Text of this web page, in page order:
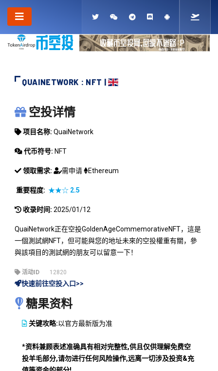
QUAINETWORK : NFT |
QUAINETWORK
空投详情
项目名称: QuaiNetwork
代币符号: NFT
领取需求: 需申请 Ethereum
重要程度: ★★☆ 2.5
收录时间: 2025/01/12
QuaiNetwork正在空投GoldenAgeCommemorativeNFT，這是
一個測試網NFT，但可能與您的地址未來的空投權重有關，參
與該項目的測試網的朋友可以留意一下！
活动ID 12820
快速前往空投入口>>
糖果资料
关键攻略:以官方最新版为准
*资料兼顾表述准确具有相对完整性,供且仅供理解免费空
投羊毛部分,请勿进行任何风险操作,远离一切涉及投资&充